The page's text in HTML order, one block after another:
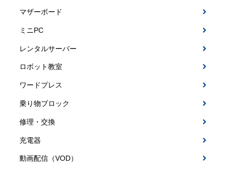
マザーボード
ミニPC
レンタルサーバー
ロボット教室
ワードプレス
乗り物ブロック
修理・交換
充電器
動画配信（VOD）